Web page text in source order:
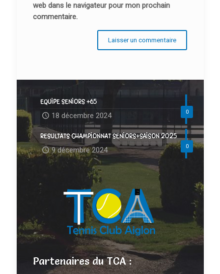
web dans le navigateur pour mon prochain
commentaire.
0
EQUIPE SENIORS +65
18 décembre 2024
0
RESULTATS CHAMPIONNAT SENIORS+SAISON 2025
9 décembre 2024
Partenaires du TCA :